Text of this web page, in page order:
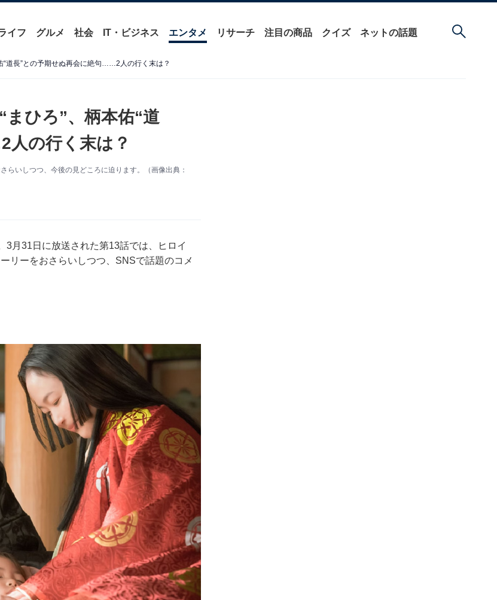
イフ グルメ 社会 IT・ビジネス エンタメ リサーチ 注目の商品 クイズ ネットの話題
“道長”との予期せぬ再会に絶句……2人の行く末は？
まひろ”、柄本佑“道
の行く末は？
いしつつ、今後の見どころに迫ります。（画像出典：
月31日に放送された第13話では、ヒロイ
リーをおさらいしつつ、SNSで話題のコメ